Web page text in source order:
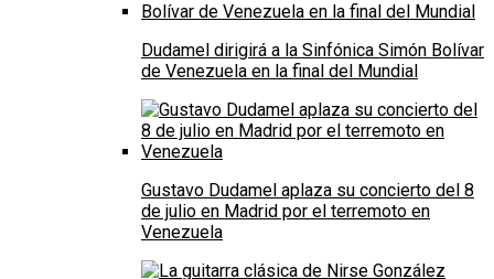
Dudamel dirigirá a la Sinfónica Simón Bolívar
de Venezuela en la final del Mundial
Gustavo Dudamel aplaza su concierto del 8
de julio en Madrid por el terremoto en
Venezuela